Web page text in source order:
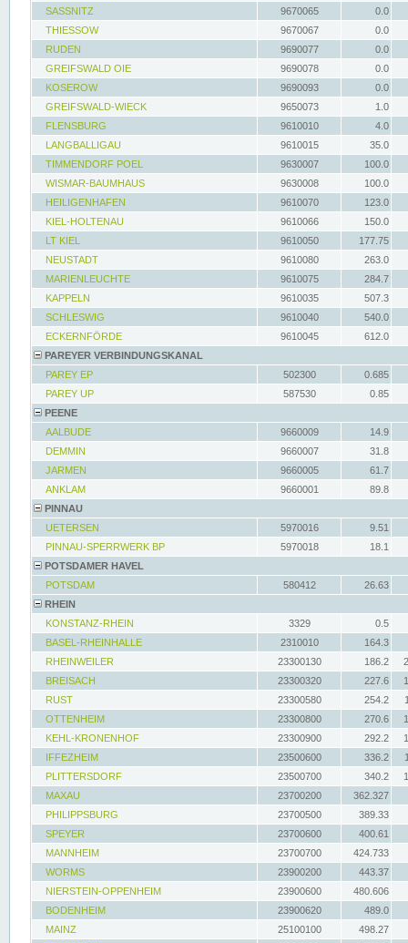
SASSNITZ
9670065
0.0
THIESSOW
9670067
0.0
RUDEN
9690077
0.0
GREIFSWALD OIE
9690078
0.0
KOSEROW
9690093
0.0
GREIFSWALD-WIECK
9650073
1.0
FLENSBURG
9610010
4.0
LANGBALLIGAU
9610015
35.0
TIMMENDORF POEL
9630007
100.0
WISMAR-BAUMHAUS
9630008
100.0
HEILIGENHAFEN
9610070
123.0
KIEL-HOLTENAU
9610066
150.0
LT KIEL
9610050
177.75
NEUSTADT
9610080
263.0
MARIENLEUCHTE
9610075
284.7
KAPPELN
9610035
507.3
SCHLESWIG
9610040
540.0
ECKERNFÖRDE
9610045
612.0
PAREYER VERBINDUNGSKANAL
PAREY EP
502300
0.685
PAREY UP
587530
0.85
PEENE
AALBUDE
9660009
14.9
DEMMIN
9660007
31.8
JARMEN
9660005
61.7
ANKLAM
9660001
89.8
PINNAU
UETERSEN
5970016
9.51
PINNAU-SPERRWERK BP
5970018
18.1
POTSDAMER HAVEL
POTSDAM
580412
26.63
RHEIN
KONSTANZ-RHEIN
3329
0.5
BASEL-RHEINHALLE
2310010
164.3
RHEINWEILER
23300130 186.2
BREISACH
23300320 227.6
RUST
23300580 254.2
OTTENHEIM
23300800 270.6
KEHL-KRONENHOF
23300900 292.2
IFFEZHEIM
23500600 336.2
PLITTERSDORF
23500700 340.2
MAXAU
23700200
362.327
PHILIPPSBURG
23700500
389.33
SPEYER
23700600
400.61
MANNHEIM
23700700
424.733
WORMS
23900200
443.37
NIERSTEIN-OPPENHEIM
23900600
480.606
BODENHEIM
23900620
489.0
MAINZ
25100100
498.27